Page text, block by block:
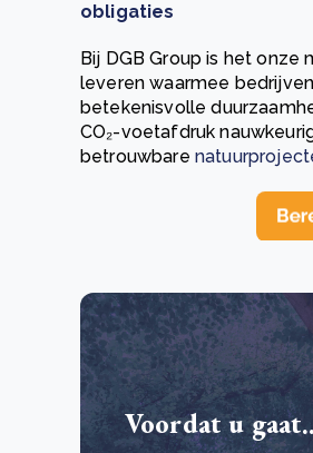
obligaties
Bij DGB Group is het
leveren waarmee
betekenisvolle
CO₂-voetafdruk
betrouwbare
Voordat u gaat..